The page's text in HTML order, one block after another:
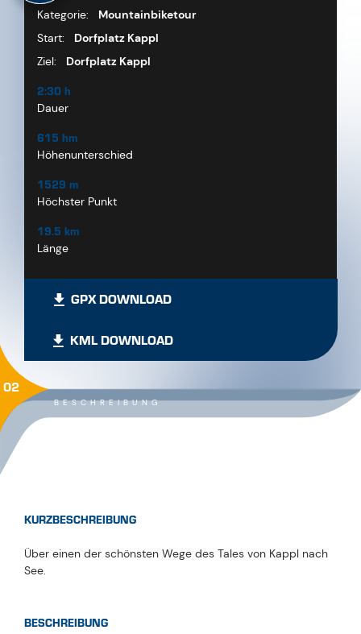
Kategorie:
Mountainbiketour
Start:
Dorfplatz Kappl
Ziel:
Dorfplatz Kappl
2:30 h
Dauer
615 hm
Höhenunterschied
1529 m
Höchster Punkt
19.5 km
Länge
GPX DOWNLOAD
KML DOWNLOAD
BESCHREIBUNG
02
KURZBESCHREIBUNG
Über einen der schönsten Wege des Tales von Kappl nach
See.
BESCHREIBUNG